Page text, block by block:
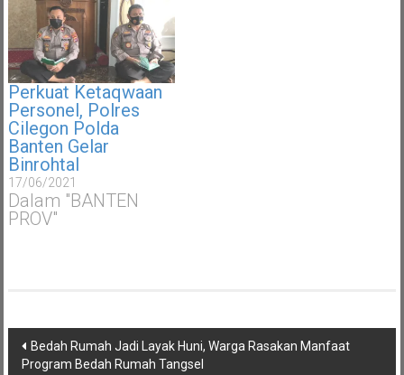
Perkuat Ketaqwaan
Personel, Polres
Cilegon Polda
Banten Gelar
Binrohtal
17/06/2021
Dalam "BANTEN
PROV"
Navigasi
pos
Bedah Rumah Jadi Layak Huni, Warga Rasakan Manfaat
Program Bedah Rumah Tangsel